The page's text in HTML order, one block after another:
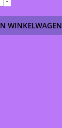
WINKELWAGEN